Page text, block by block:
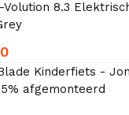
Volution 8.3
Kinderfiets -
afgemonteerd